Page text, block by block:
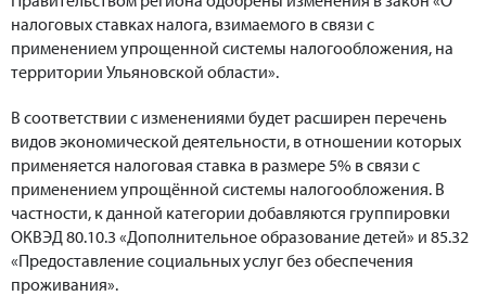
налоговых ставках налога, взимаемого в связи с
применением упрощенной системы налогообложения, на
территории Ульяновской области».
В соответствии с изменениями будет расширен перечень
видов экономической деятельности, в отношении которых
применяется налоговая ставка в размере 5% в связи с
применением упрощённой системы налогообложения. В
частности, к данной категории добавляются группировки
ОКВЭД 80.10.3 «Дополнительное образование детей» и 85.32
«Предоставление социальных услуг без обеспечения
проживания».